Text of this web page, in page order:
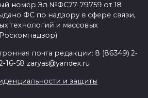
номер Эл №ФС77-79759 от 18
ФС по надзору в сфере связи,
технологий и массовых
почта редакции: 8 (86349) 2-
16-58 zaryas@yandex.ru
и защиты